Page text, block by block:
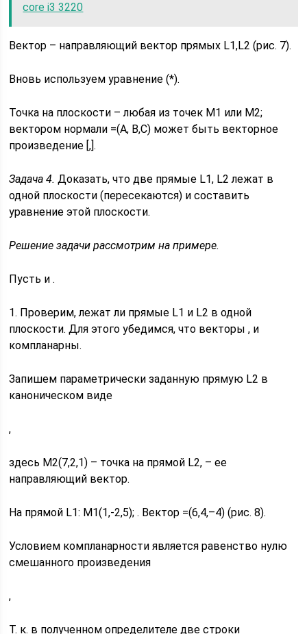
core i3 3220
Вектор – направляющий вектор прямых L1,L2 (рис. 7).
Вновь используем уравнение (*).
Точка на плоскости – любая из точек М1 или М2;
вектором нормали =(A, B,C) может быть векторное
произведение [,].
Задача 4. Доказать, что две прямые L1, L2 лежат в
одной плоскости (пересекаются) и составить
уравнение этой плоскости.
Решение задачи рассмотрим на примере.
Пусть и .
1. Проверим, лежат ли прямые L1 и L2 в одной
плоскости. Для этого убедимся, что векторы , и
компланарны.
Запишем параметрически заданную прямую L2 в
каноническом виде
,
здесь М2(7,2,1) – точка на прямой L2, – ее
направляющий вектор.
На прямой L1: М1(1,-2,5); . Вектор =(6,4,–4) (рис. 8).
Условием компланарности является равенство нулю
смешанного произведения
,
Т. к. в полученном определителе две строки